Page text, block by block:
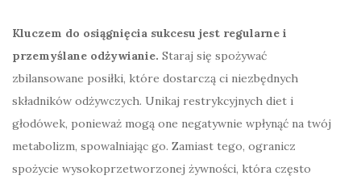
Kluczem do osiągnięcia sukcesu jest regularne i
przemyślane odżywianie. Staraj się spożywać
zbilansowane posiłki, które dostarczą ci niezbędnych
składników odżywczych. Unikaj restrykcyjnych diet i
głodówek, ponieważ mogą one negatywnie wpłynąć na twój
metabolizm, spowalniając go. Zamiast tego, ogranicz
spożycie wysokoprzetworzonej żywności, która często